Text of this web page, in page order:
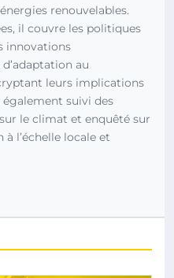
renouvelables.
il couvre les politiques
innovations
au
leurs implications
suivi des
le climat et enquêté sur
l’échelle locale et